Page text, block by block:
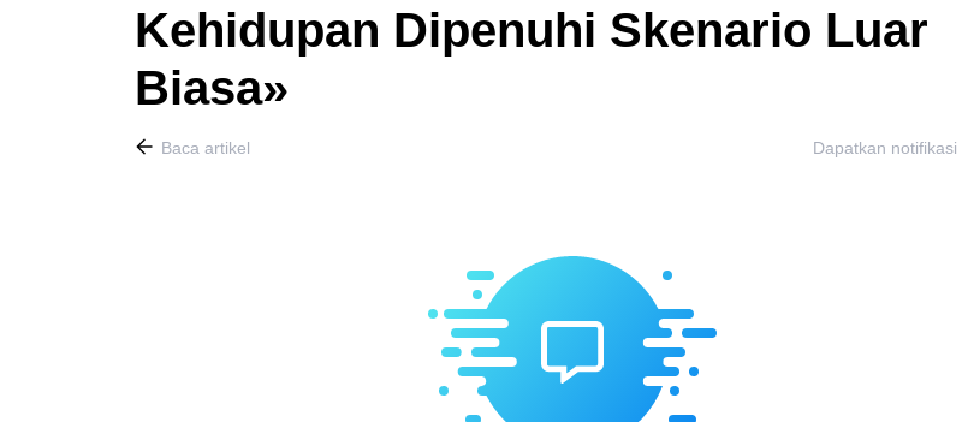
Kehidupan Dipenuhi Skenario Luar
Biasa»
Baca artikel Dapatkan notifikasi